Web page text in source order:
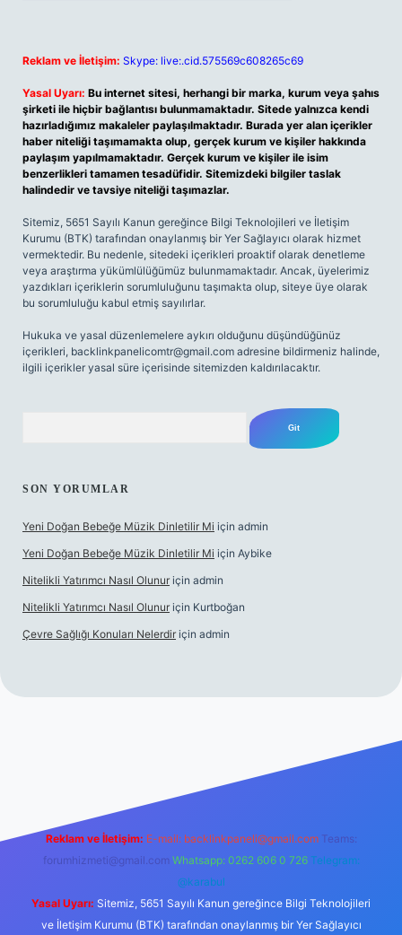
Reklam ve İletişim: Skype: live:.cid.575569c608265c69
Yasal Uyarı: Bu internet sitesi, herhangi bir marka, kurum veya şahıs
şirketi ile hiçbir bağlantısı bulunmamaktadır. Sitede yalnızca kendi
hazırladığımız makaleler paylaşılmaktadır. Burada yer alan içerikler
haber niteliği taşımamakta olup, gerçek kurum ve kişiler hakkında
paylaşım yapılmamaktadır. Gerçek kurum ve kişiler ile isim
benzerlikleri tamamen tesadüfidir. Sitemizdeki bilgiler taslak
halindedir ve tavsiye niteliği taşımazlar.
Sitemiz, 5651 Sayılı Kanun gereğince Bilgi Teknolojileri ve İletişim
Kurumu (BTK) tarafından onaylanmış bir Yer Sağlayıcı olarak hizmet
vermektedir. Bu nedenle, sitedeki içerikleri proaktif olarak denetleme
veya araştırma yükümlülüğümüz bulunmamaktadır. Ancak, üyelerimiz
yazdıkları içeriklerin sorumluluğunu taşımakta olup, siteye üye olarak
bu sorumluluğu kabul etmiş sayılırlar.
Hukuka ve yasal düzenlemelere aykırı olduğunu düşündüğünüz
içerikleri, backlinkpanelicomtr@gmail.com adresine bildirmeniz halinde,
ilgili içerikler yasal süre içerisinde sitemizden kaldırılacaktır.
SON YORUMLAR
Yeni Doğan Bebeğe Müzik Dinletilir Mi için admin
Yeni Doğan Bebeğe Müzik Dinletilir Mi için Aybike
Nitelikli Yatırımcı Nasıl Olunur için admin
Nitelikli Yatırımcı Nasıl Olunur için Kurtboğan
Çevre Sağlığı Konuları Nelerdir için admin
Reklam ve İletişim: E-mail: backlinkpaneli@gmail.com Teams:
forumhizmeti@gmail.com Whatsapp: 0262 606 0 726 Telegram:
@karabul
Yasal Uyarı: Sitemiz, 5651 Sayılı Kanun gereğince Bilgi Teknolojileri
ve İletişim Kurumu (BTK) tarafından onaylanmış bir Yer Sağlayıcı